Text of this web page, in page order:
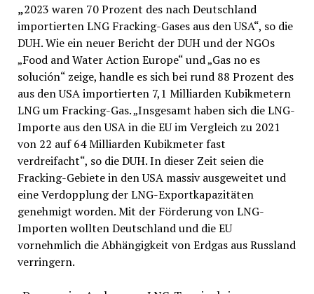
„2023 waren 70 Prozent des nach Deutschland
importierten LNG Fracking-Gases aus den USA“, so die
DUH. Wie ein neuer Bericht der DUH und der NGOs
„Food and Water Action Europe“ und „Gas no es
solución“ zeige, handle es sich bei rund 88 Prozent des
aus den USA importierten 7,1 Milliarden Kubikmetern
LNG um Fracking-Gas. „Insgesamt haben sich die LNG-
Importe aus den USA in die EU im Vergleich zu 2021
von 22 auf 64 Milliarden Kubikmeter fast
verdreifacht“, so die DUH. In dieser Zeit seien die
Fracking-Gebiete in den USA massiv ausgeweitet und
eine Verdopplung der LNG-Exportkapazitäten
genehmigt worden. Mit der Förderung von LNG-
Importen wollten Deutschland und die EU
vornehmlich die Abhängigkeit von Erdgas aus Russland
verringern.